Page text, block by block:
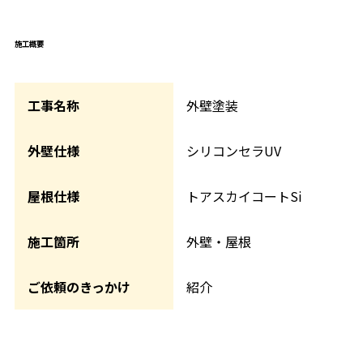
施工概要
工事名称 外壁塗装
外壁仕様 シリコンセラUV
屋根仕様 トアスカイコートSi
施工箇所 外壁・屋根
ご依頼のきっかけ 紹介